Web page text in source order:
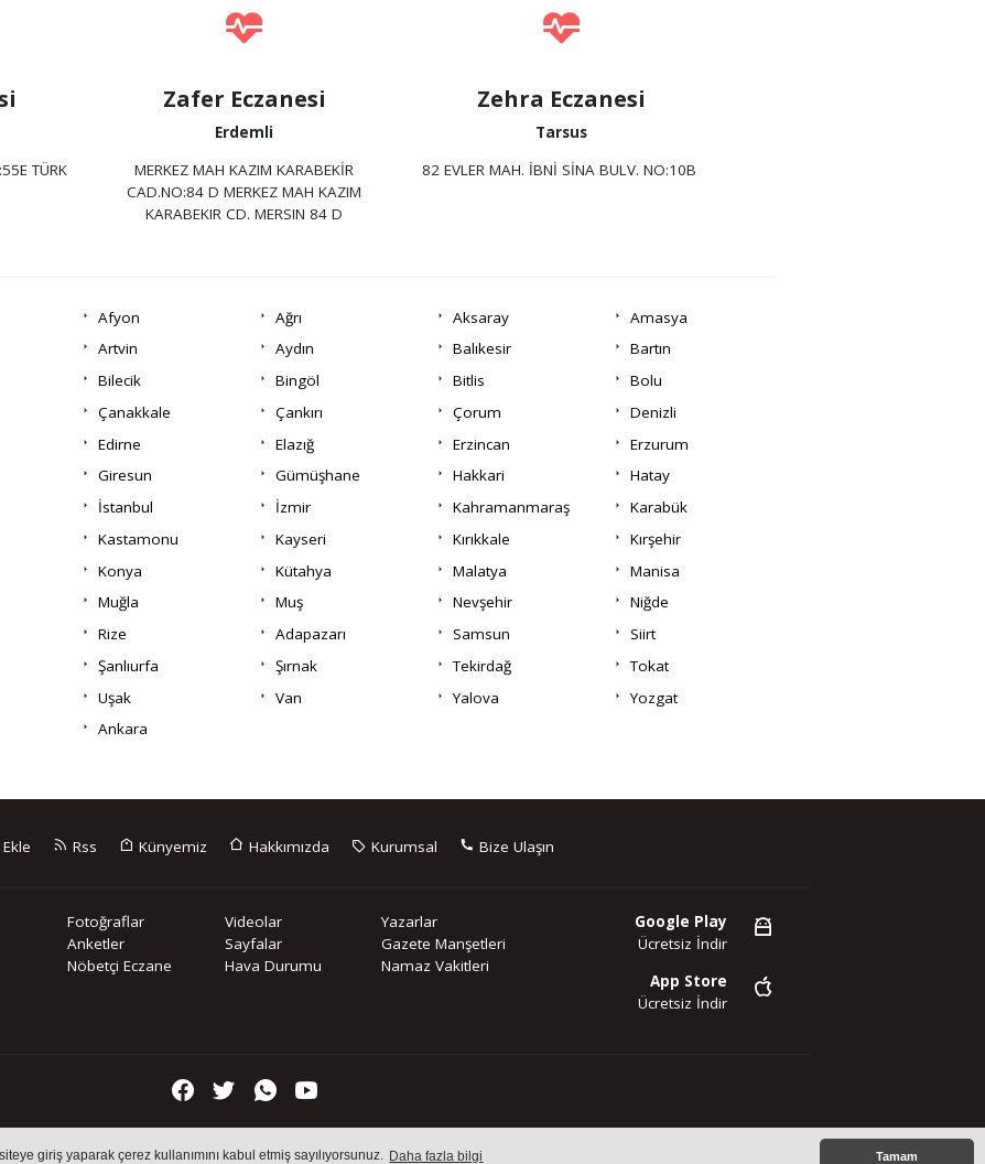
giriş yaparak çerez kullanımını kabul etmiş sayılıyorsunuz. Daha fazla bilgi Tamam
TÜRK
Zafer Eczanesi
Erdemli
MERKEZ MAH KAZIM KARABEKİR
CAD.NO:84 D MERKEZ MAH KAZIM
KARABEKIR CD. MERSIN 84 D
Zehra Eczanesi
Tarsus
82 EVLER MAH. İBNİ SİNA BULV. NO:10B
Afyon Ağrı Aksaray
Amasya
Artvin Aydın Balıkesir
Bartın
Bilecik Bingöl Bitlis
Bolu
Çanakkale Çankırı Çorum
Denizli
Edirne Elazığ Erzincan
Erzurum
Giresun Gümüşhane Hakkari
Hatay
İstanbul İzmir Kahramanmaraş
Karabük
Kastamonu Kayseri Kırıkkale
Kırşehir
Konya Kütahya Malatya
Manisa
Muğla Muş Nevşehir
Niğde
Rize Adapazarı Samsun
Siirt
Şanlıurfa Şırnak Tekirdağ
Tokat
Uşak Van Yalova
Yozgat
Ankara
Rss Künyemiz Hakkımızda Kurumsal Bize Ulaşın
Fotoğraflar Videolar
Yazarlar
Anketler
Sayfalar
Gazete Manşetleri
Nöbetçi Eczane
Hava Durumu Namaz Vakitleri
Google Play
Ücretsiz İndir
App Store
Ücretsiz İndir